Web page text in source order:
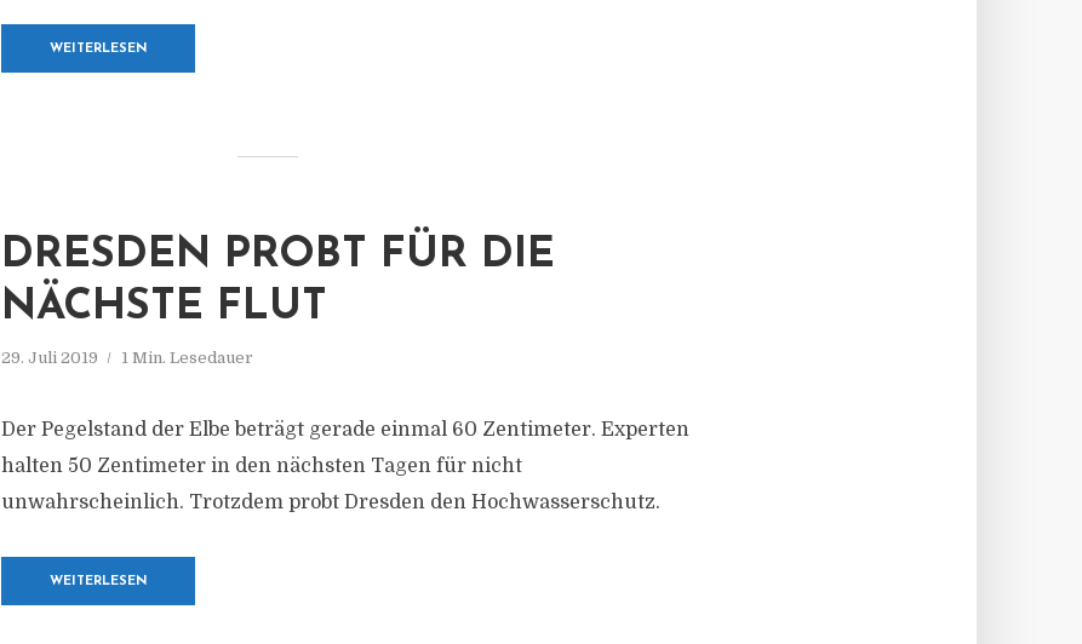
WEITERLESEN
DRESDEN PROBT FÜR DIE
NÄCHSTE FLUT
29. Juli 2019 1 Min. Lesedauer
Der Pegelstand der Elbe beträgt gerade einmal 60 Zentimeter. Experten
halten 50 Zentimeter in den nächsten Tagen für nicht
unwahrscheinlich. Trotzdem probt Dresden den Hochwasserschutz.
WEITERLESEN